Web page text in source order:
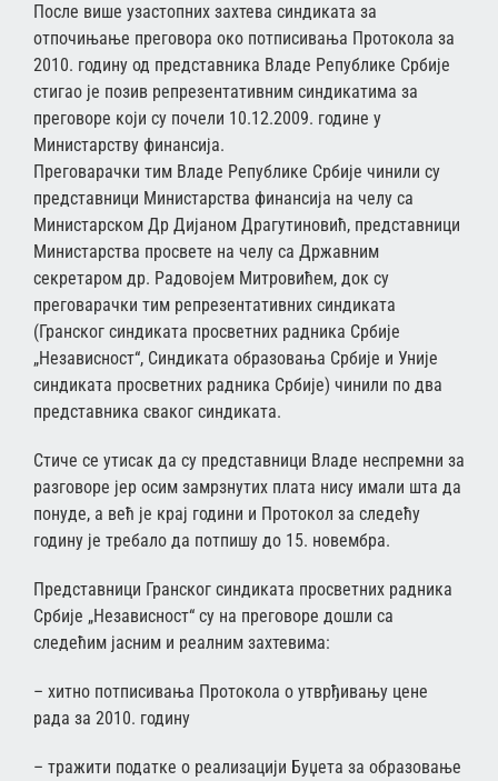
После више узастопних захтева синдиката за
отпочињање преговора око потписивања Протокола за
2010. годину од представника Владе Републике Србије
стигао је позив репрезентативним синдикатима за
преговоре који су почели 10.12.2009. године у
Министарству финансија.
Преговарачки тим Владе Републике Србије чинили су
представници Министарства финансија на челу са
Министарском Др Дијаном Драгутиновић, представници
Министарства просвете на челу са Државним
секретаром др. Радовојем Митровићем, док су
преговарачки тим репрезентативних синдиката
(Гранског синдиката просветних радника Србије
„Независност“, Синдиката образовања Србије и Уније
синдиката просветних радника Србије) чинили по два
представника сваког синдиката.
Стиче се утисак да су представници Владе неспремни за
разговоре јер осим замрзнутих плата нису имали шта да
понуде, а већ је крај години и Протокол за следећу
годину је требало да потпишу до 15. новембра.
Представници Гранског синдиката просветних радника
Србије „Независност“ су на преговоре дошли са
следећим јасним и реалним захтевима:
– хитно потписивања Протокола о утврђивању цене
рада за 2010. годину
– тражити податке о реализацији Буџета за образовање